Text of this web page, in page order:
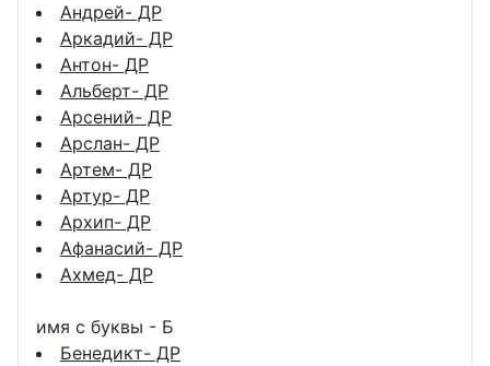
Андрей- ДР
Аркадий- ДР
Антон- ДР
Альберт- ДР
Арсений- ДР
Арслан- ДР
Артем- ДР
Артур- ДР
Архип- ДР
Афанасий- ДР
Ахмед- ДР
имя с буквы - Б
Бенедикт- ДР